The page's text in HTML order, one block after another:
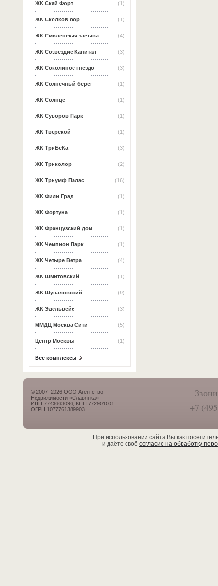
(1)
ЖК Скай Форт
(1)
ЖК Сколков бор
(4)
ЖК Смоленская застава
(3)
ЖК Созвездие Капитал
(3)
ЖК Соколиное гнездо
(1)
ЖК Солнечный берег
(1)
ЖК Солнце
(1)
ЖК Суворов Парк
(1)
ЖК Тверской
(3)
ЖК ТриБеКа
(2)
ЖК Триколор
(16)
ЖК Триумф Палас
(1)
ЖК Фили Град
(1)
ЖК Фортуна
(1)
ЖК Французский дом
(1)
ЖК Чемпион Парк
(4)
ЖК Четыре Ветра
(1)
ЖК Шмитовский
(9)
ЖК Шуваловский
(3)
ЖК Эдельвейс
(5)
ММДЦ Москва Сити
(1)
Центр Москвы
Все комплексы
© 2007–2026 ООО Агентство
Недвижимости «Славянка»
ИНН 7743663096, КПП 772901001
ОГРН 1077761389903
+7
При использовании сайта Вы как
и даёте своё согласие на обработку